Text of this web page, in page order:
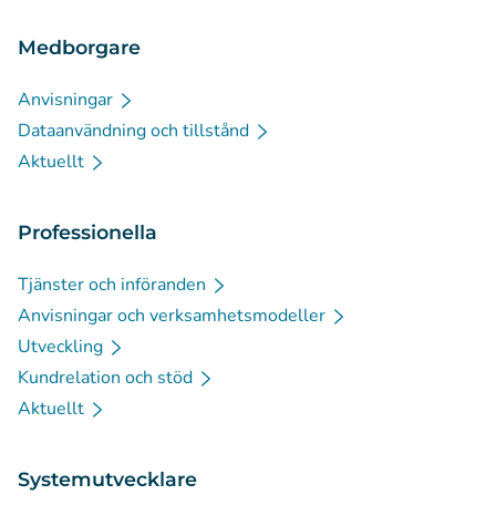
Medborgare
Anvisningar
Dataanvändning och tillstånd
Aktuellt
Professionella
Tjänster och införanden
Anvisningar och verksamhetsmodeller
Utveckling
Kundrelation och stöd
Aktuellt
Systemutvecklare